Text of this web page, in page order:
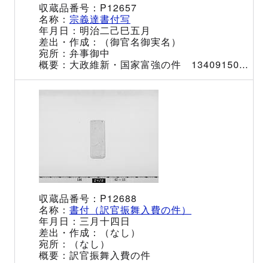
P12657
宗義達書付写
明治二己巳五月
（御官名御実名）
弁事御中
大政維新・国家富強の件 13409150...
P12688
書付（訳官振舞入費の件）
三月十四日
（なし）
（なし）
訳官振舞入費の件